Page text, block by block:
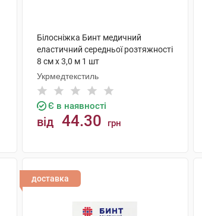
Білосніжка Бинт медичний
еластичний середньої розтяжності
8 см х 3,0 м 1 шт
Укрмедтекстиль
Є в наявності
від 44.30 грн
доставка